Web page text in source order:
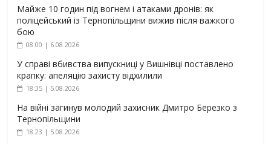
Майже 10 годин під вогнем і атаками дронів: як
поліцейський із Тернопільщини вижив після важкого
бою
08:00 | 6.08.2026
У справі вбивства випускниці у Вишнівці поставлено
крапку: апеляцію захисту відхилили
18:35 | 5.08.2026
На війні загинув молодий захисник Дмитро Березко з
Тернопільщини
18:23 | 5.08.2026